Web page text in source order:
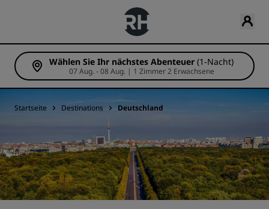
Wählen Sie Ihr nächstes Abenteuer (1-Nacht)
07 Aug. - 08 Aug. | 1 Zimmer 2 Erwachsene
Startseite Destinations Deutschland